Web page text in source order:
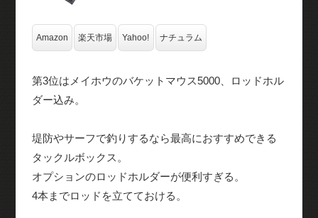
Amazon 楽天市場 Yahoo! ナチュラム
第3位はメイホウのバケットマウス5000、ロッドホル
ダー込み。
堤防やサーフで釣りするなら最高におすすめできる
タックルボックス。
オプションのロッドホルダーが便利すぎる。
4本までロッドを立てておける。